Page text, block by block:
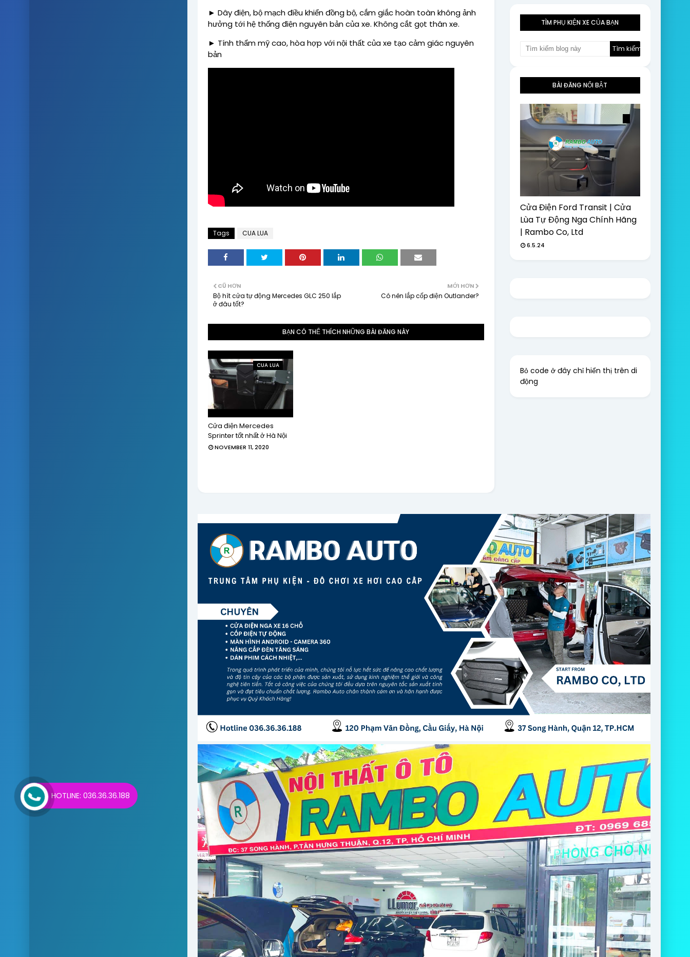
► Dây điện, bộ mạch điều khiển đồng bộ, cắm giắc hoàn toàn không ảnh
hưởng tới hệ thống điện nguyên bản của xe. Không cắt gọt thân xe.
► Tính thẩm mỹ cao, hòa hợp với nội thất của xe tạo cảm giác nguyên
bản
Tags CUA LUA
MỚI HƠN
Có nên lắp cốp điện Outlander?
CŨ HƠN
Bộ hít cửa tự động Mercedes GLC 250 lắp
ở đâu tốt?
BẠN CÓ THỂ THÍCH NHỮNG BÀI ĐĂNG NÀY
CUA LUA
Cửa điện Mercedes
Sprinter tốt nhất ở Hà Nội
NOVEMBER 11, 2020
TÌM PHỤ KIỆN XE CỦA BẠN
BÀI ĐĂNG NỔI BẬT
Cửa Điện Ford Transit | Cửa
Lùa Tự Động Nga Chính Hãng
| Rambo Co, Ltd
6.5.24
HOTLINE: 036.36.36.188
Bỏ code ở đây chỉ hiển thị trên di
động